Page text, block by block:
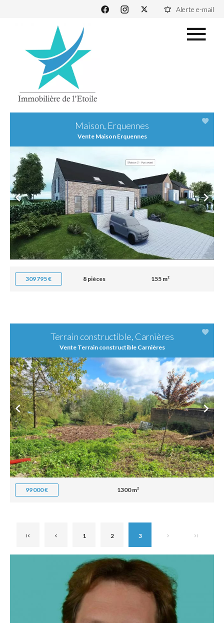
Alerte e-mail
Maison, Erquennes
Vente Maison Erquennes
309 795 € 8 pièces 155 m²
Terrain constructible, Carnières
Vente Terrain constructible Carnières
99 000 € 1300 m²
1 2 3